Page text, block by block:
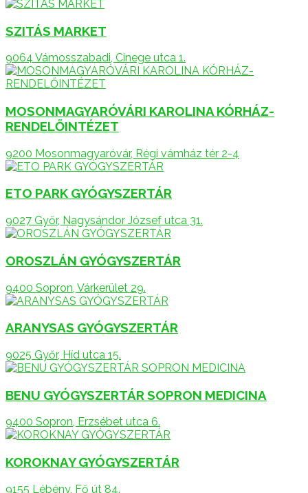
SZITÁS MARKET
9064 Vámosszabadi, Cinege utca 1.
MOSONMAGYARÓVÁRI KAROLINA KÓRHÁZ-
RENDELŐINTÉZET
9200 Mosonmagyaróvár, Régi vámház tér 2-4
ETO PARK GYÓGYSZERTÁR
9027 Győr, Nagysándor József utca 31.
OROSZLÁN GYÓGYSZERTÁR
9400 Sopron, Várkerület 29.
ARANYSAS GYÓGYSZERTÁR
9025 Győr, Híd utca 15.
BENU GYÓGYSZERTÁR SOPRON MEDICINA
9400 Sopron, Erzsébet utca 6.
KOROKNAY GYÓGYSZERTÁR
9155 Lébény, Fő út 84.